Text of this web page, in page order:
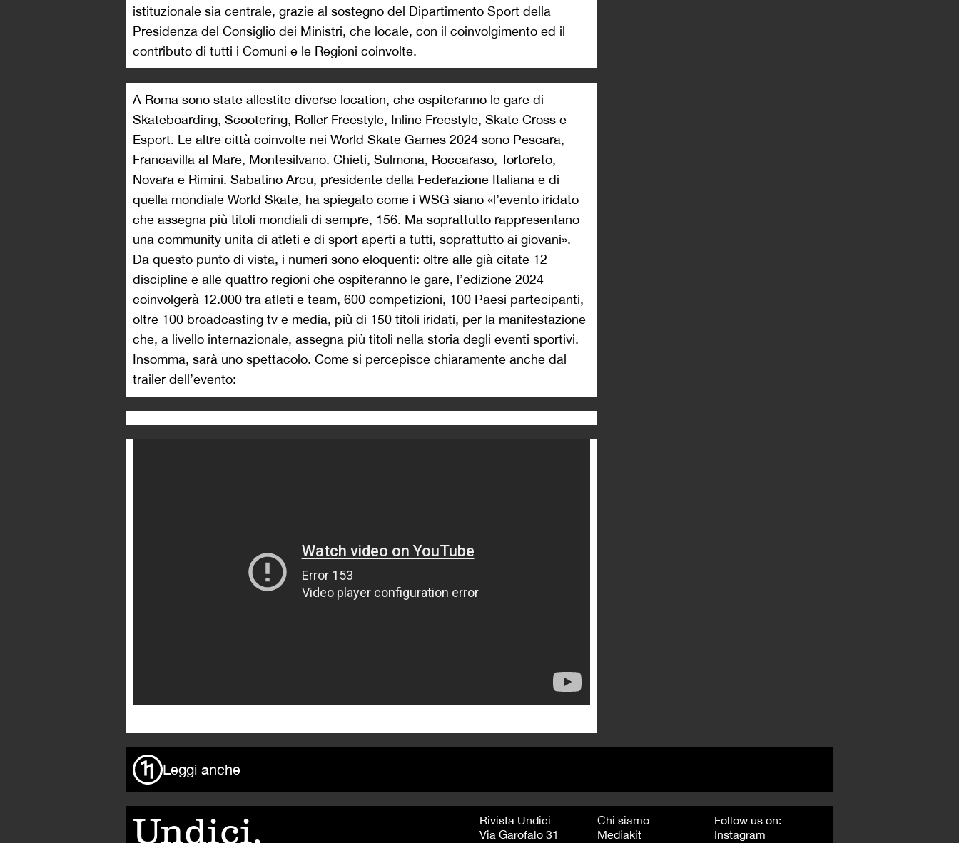
istituzionale sia centrale, grazie al sostegno del Dipartimento Sport della
Presidenza del Consiglio dei Ministri, che locale, con il coinvolgimento ed il
contributo di tutti i Comuni e le Regioni coinvolte.
A Roma sono state allestite diverse location, che ospiteranno le gare di
Skateboarding, Scootering, Roller Freestyle, Inline Freestyle, Skate Cross e
Esport. Le altre città coinvolte nei World Skate Games 2024 sono Pescara,
Francavilla al Mare, Montesilvano. Chieti, Sulmona, Roccaraso, Tortoreto,
Novara e Rimini. Sabatino Arcu, presidente della Federazione Italiana e di
quella mondiale World Skate, ha spiegato come i WSG siano «l’evento iridato
che assegna più titoli mondiali di sempre, 156. Ma soprattutto rappresentano
una community unita di atleti e di sport aperti a tutti, soprattutto ai giovani».
Da questo punto di vista, i numeri sono eloquenti: oltre alle già citate 12
discipline e alle quattro regioni che ospiteranno le gare, l’edizione 2024
coinvolgerà 12.000 tra atleti e team, 600 competizioni, 100 Paesi partecipanti,
oltre 100 broadcasting tv e media, più di 150 titoli iridati, per la manifestazione
che, a livello internazionale, assegna più titoli nella storia degli eventi sportivi.
Insomma, sarà uno spettacolo. Come si percepisce chiaramente anche dal
trailer dell’evento:
Leggi anche
Undici,
Rivista Undici
Via Garofalo 31
Chi siamo
Mediakit
Follow us on:
Instagram